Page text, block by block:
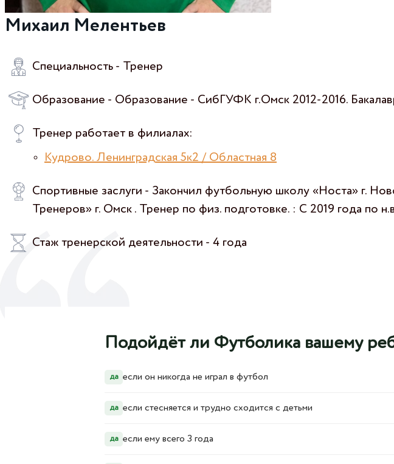
Михаил Мелентьев
Специальность - Тренер
Образование - Образование - СибГУФК г.Омск 2012-2016.
Тренер работает в филиалах:
Кудрово. Ленинградская 5к2 / Областная 8
Спортивные заслуги - Закончил футбольную школу «Носта» г.
Тренеров» г. Омск . Тренер по физ. подготовке. : С 2019 года по
Стаж тренерской деятельности - 4 года
Подойдёт ли Футболика вашему
да если он никогда не играл в футбол
да если стесняется и трудно сходится с детьми
да если ему всего 3 года